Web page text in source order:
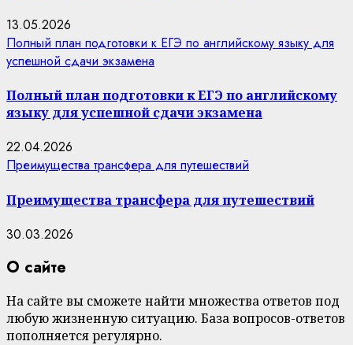
13.05.2026
Полный план подготовки к ЕГЭ по английскому языку для
успешной сдачи экзамена
Полный план подготовки к ЕГЭ по английскому
языку для успешной сдачи экзамена
22.04.2026
Преимущества трансфера для путешествий
Преимущества трансфера для путешествий
30.03.2026
О сайте
На сайте вы сможете найти множества ответов под
любую жизненную ситуацию. База вопросов-ответов
пополняется регулярно.